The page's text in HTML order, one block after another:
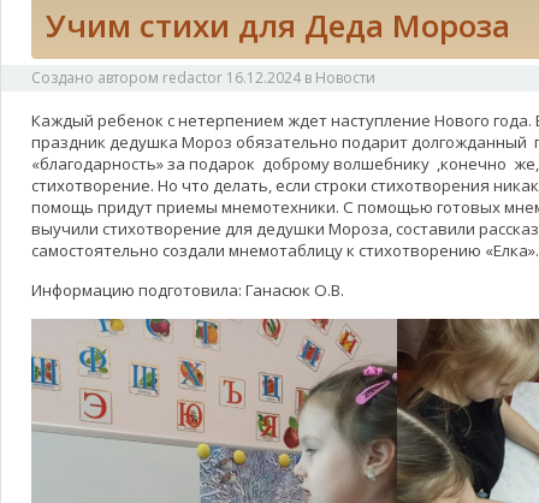
Учим стихи для Деда Мороза
Создано автором redactor 16.12.2024 в Новости
Каждый ребенок с нетерпением ждет наступление Нового года.
праздник дедушка Мороз обязательно подарит долгожданный
«благодарность» за подарок доброму волшебнику ,конечно
стихотворение. Но что делать, если строки стихотворения
помощь придут приемы мнемотехники. С помощью готовых
выучили стихотворение для дедушки Мороза, составили
самостоятельно создали мнемотаблицу к стихотворению «Елка».
Информацию подготовила: Ганасюк О.В.